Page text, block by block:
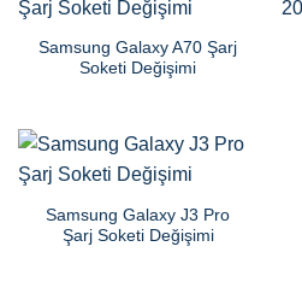
Samsung Galaxy A70 Şarj
Soketi Değişimi
Samsung Galaxy J3 Pro
Şarj Soketi Değişimi